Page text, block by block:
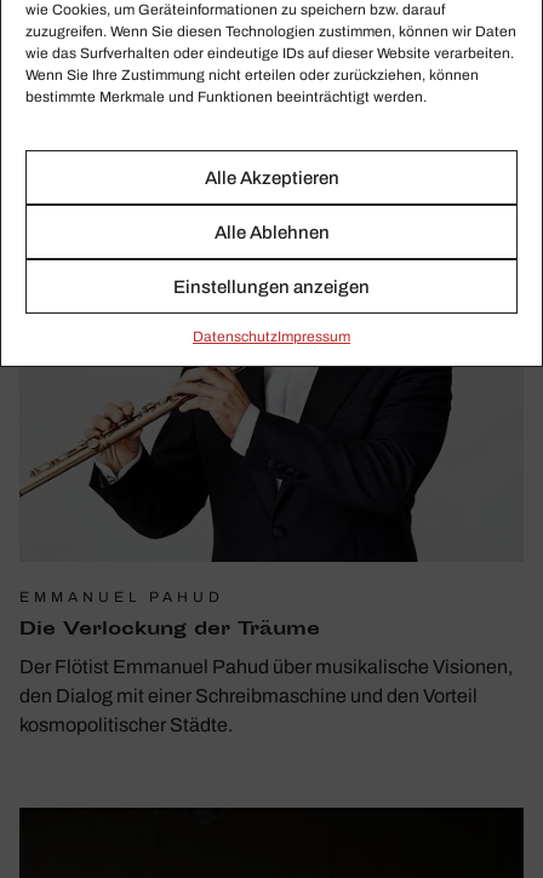
wie Cookies, um Geräteinformationen zu speichern bzw. darauf
zuzugreifen. Wenn Sie diesen Technologien zustimmen, können wir Daten
wie das Surfverhalten oder eindeutige IDs auf dieser Website verarbeiten.
Wenn Sie Ihre Zustimmung nicht erteilen oder zurückziehen, können
bestimmte Merkmale und Funktionen beeinträchtigt werden.
Alle Akzeptieren
Alle Ablehnen
Einstellungen anzeigen
Daten­schutzImpressum
Riccardo Muti, der Verdienstorden für Simon Rattle, der
Nicht-Haftantritt von Siegfried Mauser
EMMANUEL PAHUD
Die Verlo­ckung der Träume
Der Flötist Emmanuel Pahud über musikalische Visionen,
den Dialog mit einer Schreibmaschine und den Vorteil
kosmopolitischer Städte.